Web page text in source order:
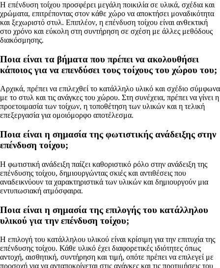
Η επένδυση τοίχου προσφέρει μεγάλη ποικιλία σε υλικά, σχέδια και
χρώματα, επιτρέποντας στον κάθε χώρο να αποκτήσει μοναδικότητα
και ξεχωριστό στυλ. Επιπλέον, η επένδυση τοίχου είναι ανθεκτική
στο χρόνο και εύκολη στη συντήρηση σε σχέση με άλλες μεθόδους
διακόσμησης.
Ποια είναι τα βήματα που πρέπει να ακολουθήσει
κάποιος για να επενδύσει τους τοίχους του χώρου του;
Αρχικά, πρέπει να επιλεχθεί το κατάλληλο υλικό και σχέδιο σύμφωνα
με το στυλ και τις ανάγκες του χώρου. Στη συνέχεια, πρέπει να γίνει η
προετοιμασία των τοίχων, η τοποθέτηση των υλικών και η τελική
επεξεργασία για ομοιόμορφο αποτέλεσμα.
Ποια είναι η σημασία της φωτιστικής ανάδειξης στην
επένδυση τοίχου;
Η φωτιστική ανάδειξη παίζει καθοριστικό ρόλο στην ανάδειξη της
επένδυσης τοίχου, δημιουργώντας σκιές και αντιθέσεις που
αναδεικνύουν τα χαρακτηριστικά των υλικών και δημιουργούν μια
εντυπωσιακή ατμόσφαιρα.
Ποια είναι η σημασία της επιλογής του κατάλληλου
υλικού για την επένδυση τοίχου;
Η επιλογή του κατάλληλου υλικού είναι κρίσιμη για την επιτυχία της
επένδυσης τοίχου. Κάθε υλικό έχει διαφορετικές ιδιότητες όπως
αντοχή, αισθητική, συντήρηση και τιμή, οπότε πρέπει να επιλεγεί με
προσοχή για να ανταποκρίνεται στις ανάγκες και τις προτιμήσεις του